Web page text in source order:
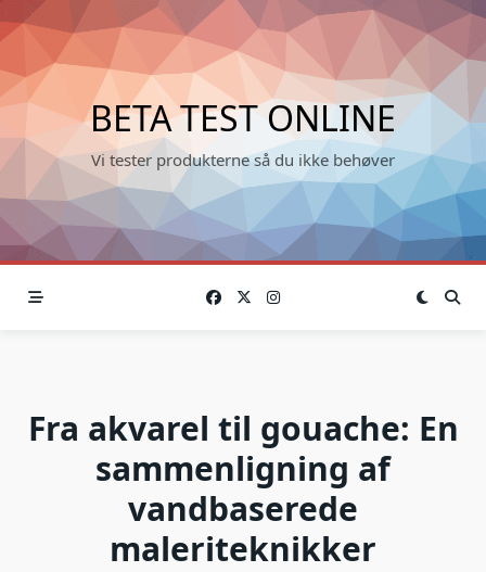
Skip
to
content
BETA TEST ONLINE
Vi tester produkterne så du ikke behøver
Fra akvarel til gouache: En
sammenligning af
vandbaserede
maleriteknikker